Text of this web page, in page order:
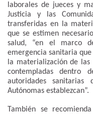
laborales de jueces y
Justicia y las
transferidas en la
que se estimen
salud, “en el marco
emergencia sanitaria que
la materialización de
contempladas dentro
autoridades
Autónomas establezcan”.
También se